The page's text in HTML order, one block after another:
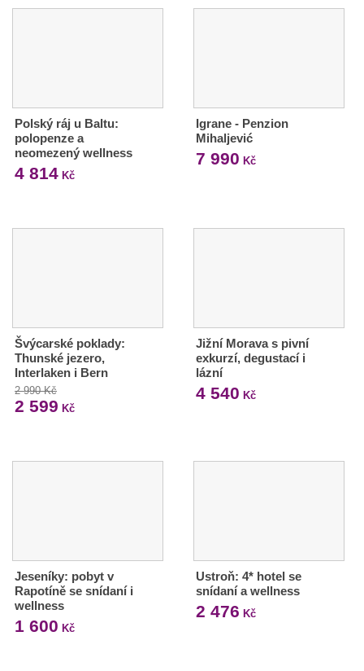
Polský ráj u Baltu:
polopenze a
neomezený wellness
4 814 Kč
Igrane - Penzion
Mihaljević
7 990 Kč
Švýcarské poklady:
Thunské jezero,
Interlaken i Bern
2 990 Kč
2 599 Kč
Jižní Morava s pivní
exkurzí, degustací i
lázní
4 540 Kč
Jeseníky: pobyt v
Rapotíně se snídaní i
wellness
1 600 Kč
Ustroň: 4* hotel se
snídaní a wellness
2 476 Kč